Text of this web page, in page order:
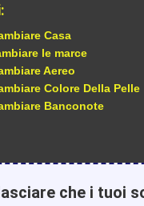
Casa
le marce
Aereo
Colore Della Pelle
Banconote
che i tuoi